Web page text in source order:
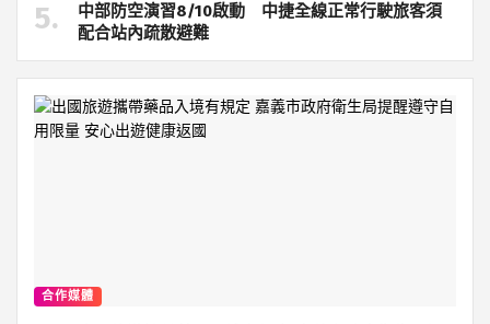
中部防空演習8/10啟動 中捷全線正常行駛旅客須
配合站內疏散避難
合作媒體